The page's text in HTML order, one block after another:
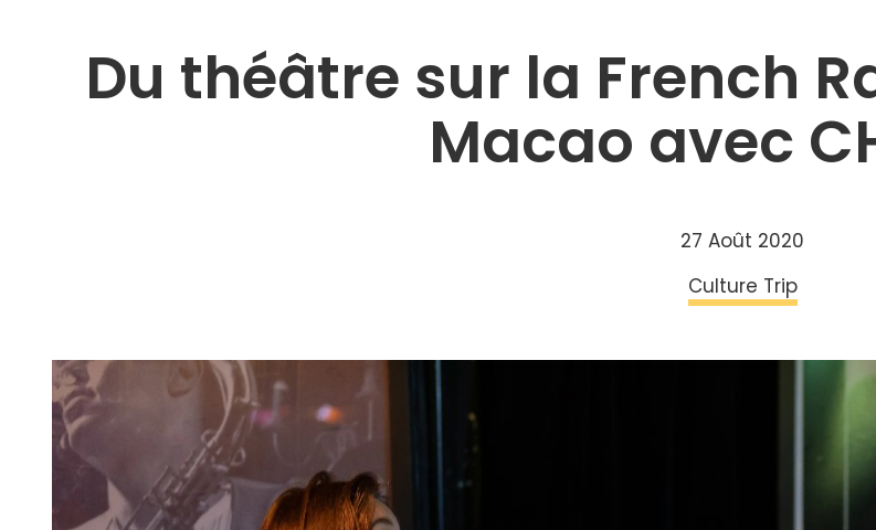
Du théâtre sur la French
Macao avec
27 Août 2020
Culture Trip